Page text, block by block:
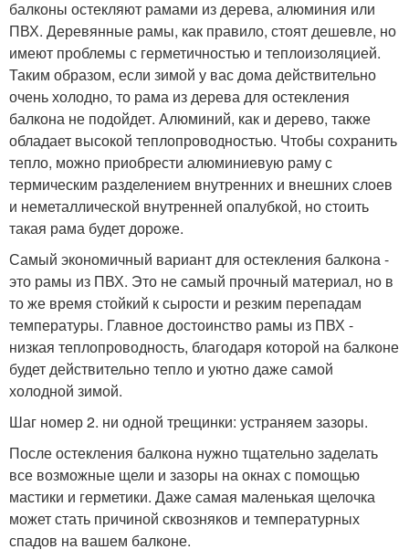
балконы остекляют рамами из дерева, алюминия или
ПВХ. Деревянные рамы, как правило, стоят дешевле, но
имеют проблемы с герметичностью и теплоизоляцией.
Таким образом, если зимой у вас дома действительно
очень холодно, то рама из дерева для остекления
балкона не подойдет. Алюминий, как и дерево, также
обладает высокой теплопроводностью. Чтобы сохранить
тепло, можно приобрести алюминиевую раму с
термическим разделением внутренних и внешних слоев
и неметаллической внутренней опалубкой, но стоить
такая рама будет дороже.
Самый экономичный вариант для остекления балкона -
это рамы из ПВХ. Это не самый прочный материал, но в
то же время стойкий к сырости и резким перепадам
температуры. Главное достоинство рамы из ПВХ -
низкая теплопроводность, благодаря которой на балконе
будет действительно тепло и уютно даже самой
холодной зимой.
Шаг номер 2. ни одной трещинки: устраняем зазоры.
После остекления балкона нужно тщательно заделать
все возможные щели и зазоры на окнах с помощью
мастики и герметики. Даже самая маленькая щелочка
может стать причиной сквозняков и температурных
спадов на вашем балконе.